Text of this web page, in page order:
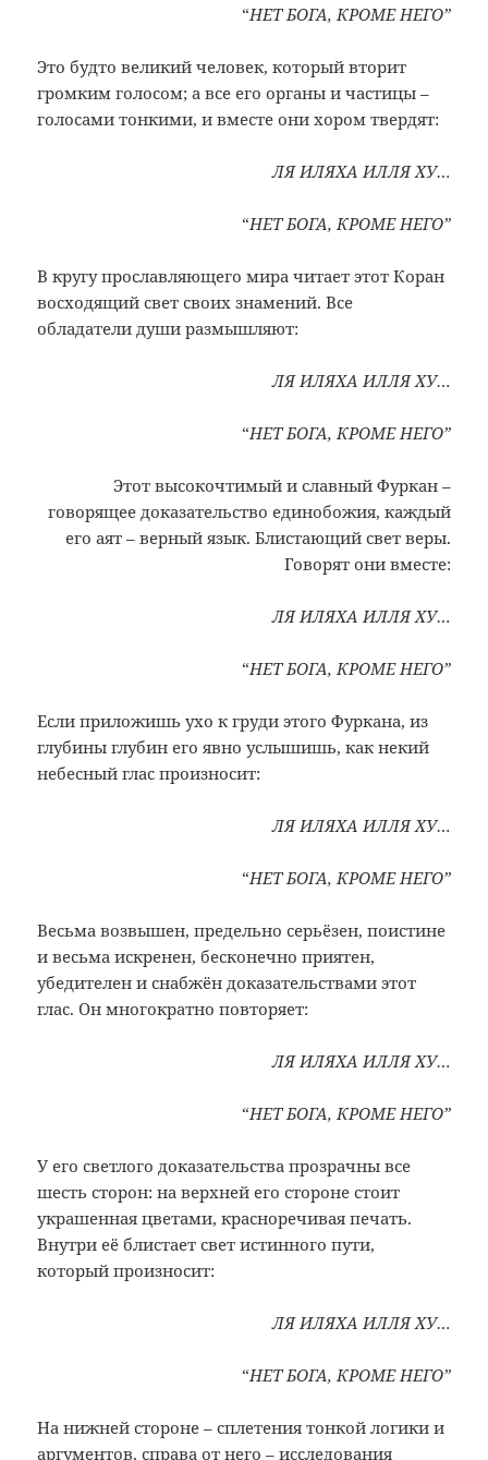
“НЕТ БОГА, КРОМЕ НЕГО”
Это будто великий человек, который вторит
громким голосом; а все его органы и частицы –
голосами тонкими, и вместе они хором твердят:
ЛЯ ИЛЯХА ИЛЛЯ ХУ…
“НЕТ БОГА, КРОМЕ НЕГО”
В кругу прославляющего мира читает этот Коран
восходящий свет своих знамений. Все
обладатели души размышляют:
ЛЯ ИЛЯХА ИЛЛЯ ХУ…
“НЕТ БОГА, КРОМЕ НЕГО”
Этот высокочтимый и славный Фуркан –
говорящее доказательство единобожия, каждый
его аят – верный язык. Блистающий свет веры.
Говорят они вместе:
ЛЯ ИЛЯХА ИЛЛЯ ХУ…
“НЕТ БОГА, КРОМЕ НЕГО”
Если приложишь ухо к груди этого Фуркана, из
глубины глубин его явно услышишь, как некий
небесный глас произносит:
ЛЯ ИЛЯХА ИЛЛЯ ХУ…
“НЕТ БОГА, КРОМЕ НЕГО”
Весьма возвышен, предельно серьёзен, поистине
и весьма искренен, бесконечно приятен,
убедителен и снабжён доказательствами этот
глас. Он многократно повторяет:
ЛЯ ИЛЯХА ИЛЛЯ ХУ…
“НЕТ БОГА, КРОМЕ НЕГО”
У его светлого доказательства прозрачны все
шесть сторон: на верхней его стороне стоит
украшенная цветами, красноречивая печать.
Внутри её блистает свет истинного пути,
который произносит:
ЛЯ ИЛЯХА ИЛЛЯ ХУ…
“НЕТ БОГА, КРОМЕ НЕГО”
На нижней стороне – сплетения тонкой логики и
аргументов, справа от него – исследования